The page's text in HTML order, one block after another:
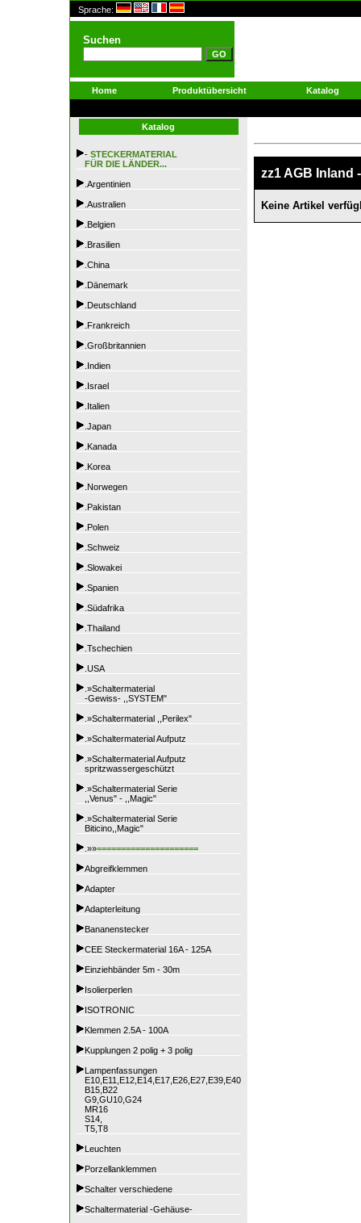
Sprache:
Suchen
Home Produktübersicht Katalog
Katalog
- STECKERMATERIAL
FÜR DIE LÄNDER...
.Argentinien
.Australien
.Belgien
.Brasilien
.China
.Dänemark
.Deutschland
.Frankreich
.Großbritannien
.Indien
.Israel
.Italien
.Japan
.Kanada
.Korea
.Norwegen
.Pakistan
.Polen
.Schweiz
.Slowakei
.Spanien
.Südafrika
.Thailand
.Tschechien
.USA
.»Schaltermaterial
-Gewiss- ,,SYSTEM"
.»Schaltermaterial ,,Perilex"
.»Schaltermaterial Aufputz
.»Schaltermaterial Aufputz
spritzwassergeschützt
.»Schaltermaterial Serie
,,Venus" - ,,Magic"
.»Schaltermaterial Serie
Biticino,,Magic"
.»»=====================
Abgreifklemmen
Adapter
Adapterleitung
Bananenstecker
CEE Steckermaterial 16A - 125A
Einziehbänder 5m - 30m
Isolierperlen
ISOTRONIC
Klemmen 2.5A - 100A
Kupplungen 2 polig + 3 polig
Lampenfassungen
E10,E11,E12,E14,E17,E26,E27,E39,E40
B15,B22
G9,GU10,G24
MR16
S14,
T5,T8
Leuchten
Porzellanklemmen
Schalter verschiedene
Schaltermaterial -Gehäuse-
zz1 AGB Inland
Keine Artikel